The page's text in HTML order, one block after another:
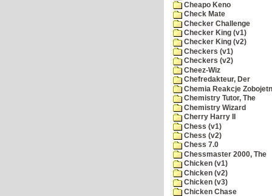
Cheapo Keno
Check Mate
Checker Challenge
Checker King (v1)
Checker King (v2)
Checkers (v1)
Checkers (v2)
Cheez-Wiz
Chefredakteur, Der
Chemia Reakcje
Chemistry Tutor, The
Chemistry Wizard
Cherry Harry II
Chess (v1)
Chess (v2)
Chess 7.0
Chessmaster 2000, The
Chicken (v1)
Chicken (v2)
Chicken (v3)
Chicken Chase